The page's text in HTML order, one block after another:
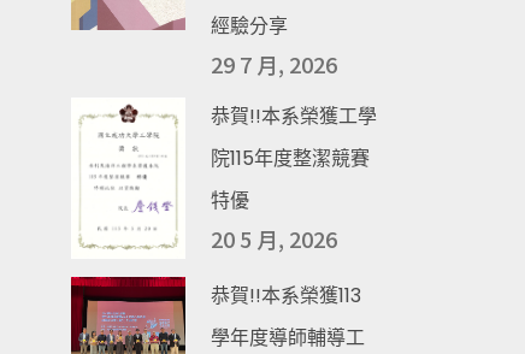
經驗分享
29 7 月, 2026
恭賀!!本系榮獲工學
院115年度整潔競賽
特優
20 5 月, 2026
恭賀!!本系榮獲113
學年度導師輔導工